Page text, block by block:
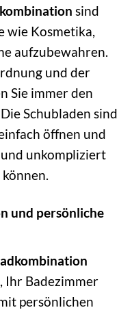
sind
wie Kosmetika,
aufzubewahren.
und der
Sie immer den
Schubladen sind
öffnen und
und unkompliziert
und persönliche
Ihr Badezimmer
persönlichen